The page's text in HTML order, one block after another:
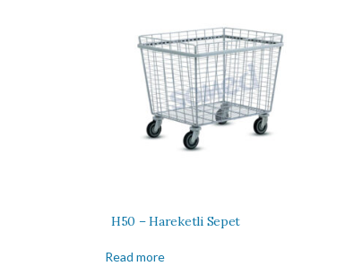
H50 – Hareketli Sepet
Read more